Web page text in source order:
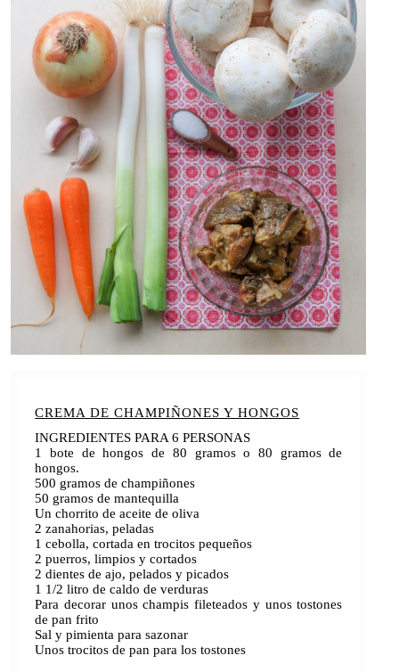
CREMA DE CHAMPIÑONES Y HONGOS
INGREDIENTES PARA 6 PERSONAS
1 bote de hongos de 80 gramos o 80 gramos de
hongos.
500 gramos de champiñones
50 gramos de mantequilla
Un chorrito de aceite de oliva
2 zanahorias, peladas
1 cebolla, cortada en trocitos pequeños
2 puerros, limpios y cortados
2 dientes de ajo, pelados y picados
1 1/2 litro de caldo de verduras
Para decorar unos champis fileteados y unos tostones
de pan frito
Sal y pimienta para sazonar
Unos trocitos de pan para los tostones